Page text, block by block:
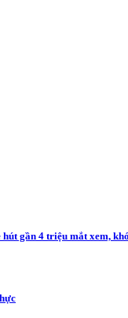
gần 4 triệu mắt xem,